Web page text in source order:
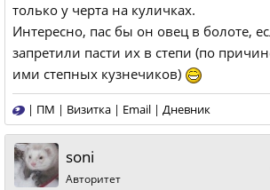
только у черта на куличках.
Интересно, пас бы он овец в болоте,
запретили пасти их в степи (по
ими степных кузнечиков)
| ПМ | Визитка | Email | Дневник
soni
Авторитет